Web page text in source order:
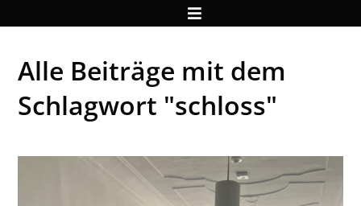
Alle Beiträge mit dem
Schlagwort "schloss"